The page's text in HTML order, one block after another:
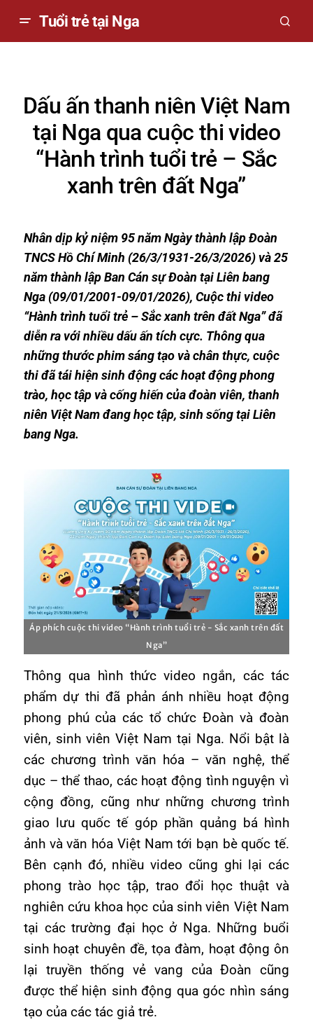
Tuổi trẻ tại Nga
Dấu ấn thanh niên Việt Nam
tại Nga qua cuộc thi video
“Hành trình tuổi trẻ – Sắc
xanh trên đất Nga”
Nhân dịp kỷ niệm 95 năm Ngày thành lập Đoàn
TNCS Hồ Chí Minh (26/3/1931-26/3/2026) và 25
năm thành lập Ban Cán sự Đoàn tại Liên bang
Nga (09/01/2001-09/01/2026), Cuộc thi video
“Hành trình tuổi trẻ – Sắc xanh trên đất Nga” đã
diễn ra với nhiều dấu ấn tích cực. Thông qua
những thước phim sáng tạo và chân thực, cuộc
thi đã tái hiện sinh động các hoạt động phong
trào, học tập và cống hiến của đoàn viên, thanh
niên Việt Nam đang học tập, sinh sống tại Liên
bang Nga.
Áp phích cuộc thi video “Hành trình tuổi trẻ - Sắc xanh trên đất
Nga”
Thông qua hình thức video ngắn, các tác
phẩm dự thi đã phản ánh nhiều hoạt động
phong phú của các tổ chức Đoàn và đoàn
viên, sinh viên Việt Nam tại Nga. Nổi bật là
các chương trình văn hóa – văn nghệ, thể
dục – thể thao, các hoạt động tình nguyện vì
cộng đồng, cũng như những chương trình
giao lưu quốc tế góp phần quảng bá hình
ảnh và văn hóa Việt Nam tới bạn bè quốc tế.
Bên cạnh đó, nhiều video cũng ghi lại các
phong trào học tập, trao đổi học thuật và
nghiên cứu khoa học của sinh viên Việt Nam
tại các trường đại học ở Nga. Những buổi
sinh hoạt chuyên đề, tọa đàm, hoạt động ôn
lại truyền thống vẻ vang của Đoàn cũng
được thể hiện sinh động qua góc nhìn sáng
tạo của các tác giả trẻ.